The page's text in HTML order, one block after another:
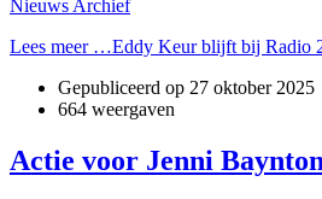
Nieuws Archief
Lees meer …Eddy Keur blijft bij Radio
Gepubliceerd op 27 oktober 2025
664 weergaven
Actie voor Jenni Baynton